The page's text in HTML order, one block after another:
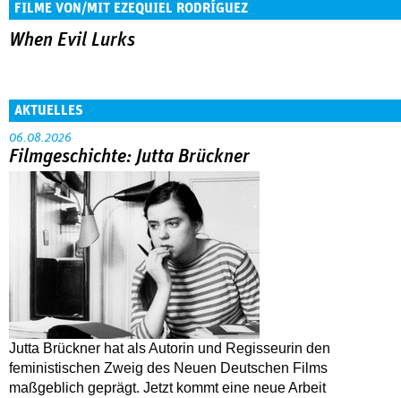
FILME VON/MIT EZEQUIEL RODRÍGUEZ
When Evil Lurks
AKTUELLES
06.08.2026
Filmgeschichte: Jutta Brückner
Jutta Brückner hat als Autorin und Regisseurin den
feministischen Zweig des Neuen Deutschen Films
maßgeblich geprägt. Jetzt kommt eine neue Arbeit